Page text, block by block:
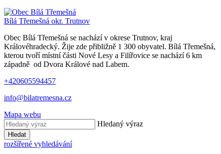
Bílá Třemešná okr. Trutnov
Obec Bílá Třemešná se nachází v okrese Trutnov, kraj
Královéhradecký. Žije zde přibližně 1 300 obyvatel. Bílá Třemešná,
kterou tvoří místní části Nové Lesy a Filířovice se nachází 6 km
západně od Dvora Králové nad Labem.
+420605594457
info@bilatremesna.cz
Mapa webu
Hledaný výraz
Hledat
rozšířené vyhledávání